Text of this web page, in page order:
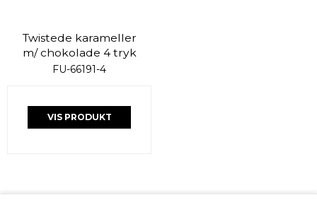
Twistede karameller
m/ chokolade 4 tryk
FU-66191-4
VIS PRODUKT